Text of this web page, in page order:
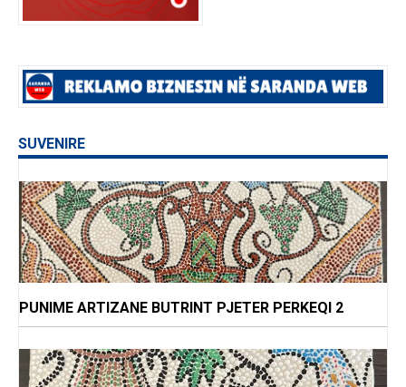
SUVENIRE
PUNIME ARTIZANE BUTRINT PJETER PERKEQI 2